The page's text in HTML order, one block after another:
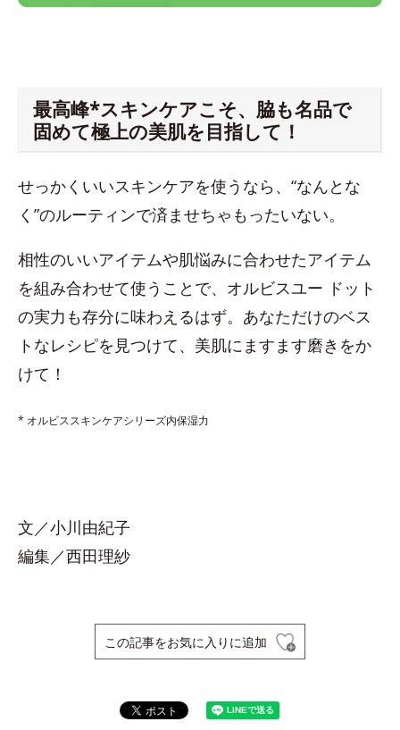
最高峰*スキンケアこそ、脇も名品で
固めて極上の美肌を目指して！
せっかくいいスキンケアを使うなら、“なんとな
く”のルーティンで済ませちゃもったいない。
相性のいいアイテムや肌悩みに合わせたアイテム
を組み合わせて使うことで、オルビスユー ドット
の実力も存分に味わえるはず。あなただけのベス
トなレシピを見つけて、美肌にますます磨きをか
けて！
* オルビススキンケアシリーズ内保湿力
文／小川由紀子
編集／西田理紗
この記事をお気に入りに追加